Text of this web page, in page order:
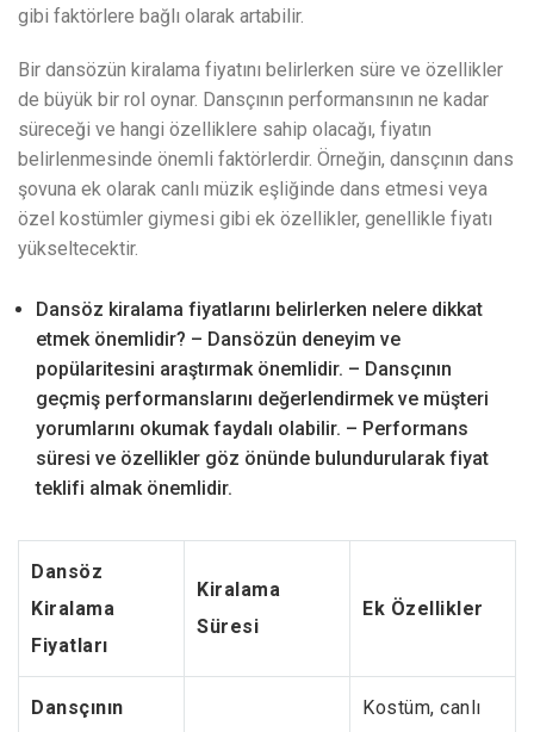
gibi faktörlere bağlı olarak artabilir.
Bir dansözün kiralama fiyatını belirlerken süre ve özellikler
de büyük bir rol oynar. Dansçının performansının ne kadar
süreceği ve hangi özelliklere sahip olacağı, fiyatın
belirlenmesinde önemli faktörlerdir. Örneğin, dansçının dans
şovuna ek olarak canlı müzik eşliğinde dans etmesi veya
özel kostümler giymesi gibi ek özellikler, genellikle fiyatı
yükseltecektir.
Dansöz kiralama fiyatlarını belirlerken nelere dikkat
etmek önemlidir? – Dansözün deneyim ve
popülaritesini araştırmak önemlidir. – Dansçının
geçmiş performanslarını değerlendirmek ve müşteri
yorumlarını okumak faydalı olabilir. – Performans
süresi ve özellikler göz önünde bulundurularak fiyat
teklifi almak önemlidir.
Dansöz
Kiralama
Fiyatları
Kiralama
Süresi
Ek Özellikler
Dansçının
Kostüm, canlı